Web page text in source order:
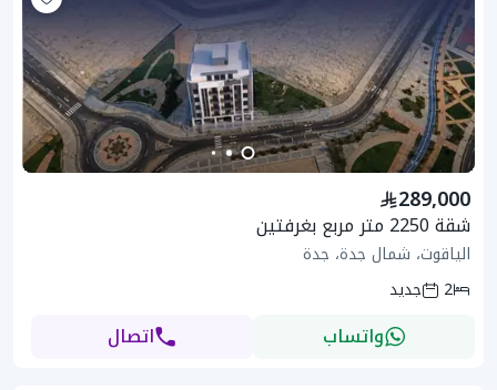
289,000
شقة 2250 متر مربع بغرفتين
الياقوت، شمال جدة، جدة
2
جديد
واتساب اتصال